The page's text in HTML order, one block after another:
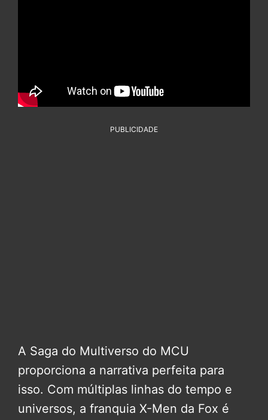
PUBLICIDADE
A Saga do Multiverso do MCU
proporciona a narrativa perfeita para
isso. Com múltiplas linhas do tempo e
universos, a franquia X-Men da Fox é